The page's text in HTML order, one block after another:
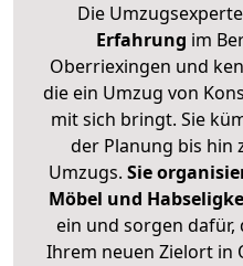
Die
Erfahrung im
Oberriexingen und
die ein Umzug von
mit sich bringt. Sie
der Planung bis hin
Umzugs. Sie
Möbel und
ein und sorgen dafür,
Ihrem neuen Zielort in